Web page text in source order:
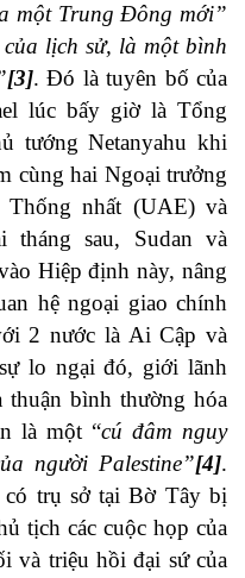
một Trung Đông mới”
lịch sử, là một bình
[3]. Đó là tuyên bố của
lúc bấy giờ là Tổng
tướng Netanyahu khi
cùng hai Ngoại trưởng
Thống nhất (UAE) và
tháng sau, Sudan và
Hiệp định này, nâng
hệ ngoại giao chính
2 nước là Ai Cập và
lo ngại đó, giới lãnh
thuận bình thường hóa
là một “cú đâm nguy
người Palestine”[4].
có trụ sở tại Bờ Tây bị
tịch các cuộc họp của
và triệu hồi đại sứ của